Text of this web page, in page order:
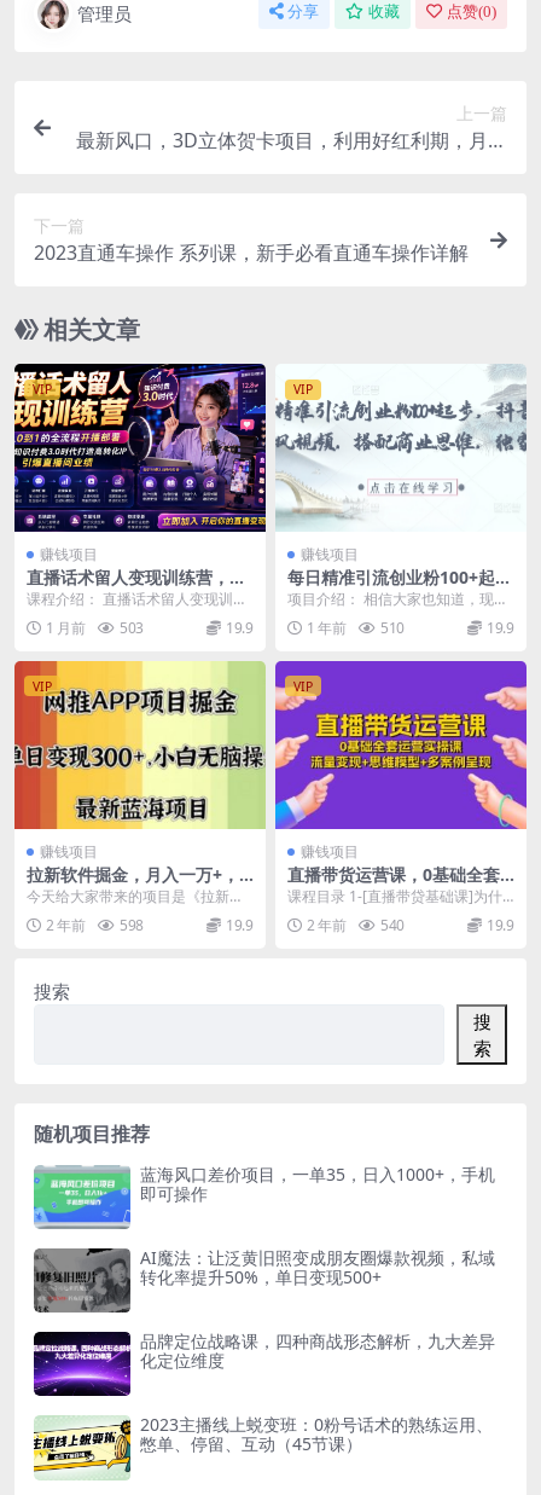
管理员 分享 收藏 点赞(0)
上一篇
最新风口，3D立体贺卡项目，利用好红利期，月入
下一篇
2023直通车操作 系列课，新手必看直通车操作详解
相关文章
VIP
赚钱项目
直播话术留人变现训练营，实
现从0到1的全流程开播部署，
助你在知识付费3.0时代打造高
转化IP，引爆直播间业绩
课程介绍： 直播话术留人变现训练
营，课程涵盖14天系统训练，从双
赛道流量认知、复...
1 月前 503 19.9
VIP
赚钱项目
每日精准引流创业粉100+起
步，抖音爆火国学风视频，搭
配商业思维，独家思路
项目介绍： 相信大家也知道，现在
抖音的cy流量获取途径少之又少，
特别是精准cy的...
1 年前 510 19.9
VIP
赚钱项目
拉新软件掘金，月入一万+，
小白闭眼也要做，保姆式教
今天给大家带来的项目是《拉新软
件赛道金》。核心逻辑就是拉新软
件的邀请好友功能来帮...
2 年前 598 19.9
VIP
赚钱项目
直播带货运营课，0基础全套
运营实操课 流量变现+思维模
课程目录 1-[直播带贷基础课]为什
么我们要做直播_1.mp4 2-[直播带
贷基...2 年前 540 19.9
搜索
搜
索
随机项目推荐
蓝海风口差价项目，一单35，日入1000+，手机
即可操作
AI魔法：让泛黄旧照变成朋友圈爆款视频，私域
转化率提升50%，单日变现500+
品牌定位战略课，四种商战形态解析，九大差异
化定位维度
2023主播线上蜕变班：0粉号话术的熟练运用、
憋单、停留、互动（45节课）